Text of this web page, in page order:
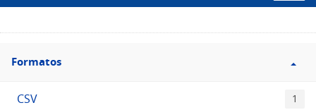
Filtro
Formatos
Formatos
CSV 1